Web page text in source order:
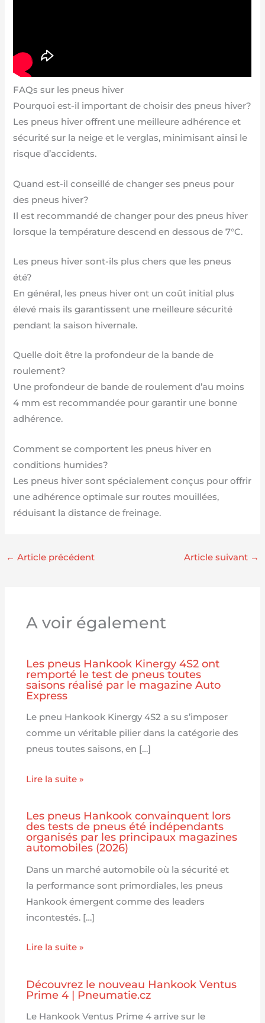
FAQs sur les pneus hiver
Pourquoi est-il important de choisir des pneus hiver?
Les pneus hiver offrent une meilleure adhérence et
sécurité sur la neige et le verglas, minimisant ainsi le
risque d’accidents.
Quand est-il conseillé de changer ses pneus pour
des pneus hiver?
Il est recommandé de changer pour des pneus hiver
lorsque la température descend en dessous de 7°C.
Les pneus hiver sont-ils plus chers que les pneus
été?
En général, les pneus hiver ont un coût initial plus
élevé mais ils garantissent une meilleure sécurité
pendant la saison hivernale.
Quelle doit être la profondeur de la bande de
roulement?
Une profondeur de bande de roulement d’au moins
4 mm est recommandée pour garantir une bonne
adhérence.
Comment se comportent les pneus hiver en
conditions humides?
Les pneus hiver sont spécialement conçus pour offrir
une adhérence optimale sur routes mouillées,
réduisant la distance de freinage.
← Article précédent Article suivant →
A voir également
Les pneus Hankook Kinergy 4S2 ont
remporté le test de pneus toutes
saisons réalisé par le magazine Auto
Express
Le pneu Hankook Kinergy 4S2 a su s’imposer
comme un véritable pilier dans la catégorie des
pneus toutes saisons, en […]
Lire la suite »
Les pneus Hankook convainquent lors
des tests de pneus été indépendants
organisés par les principaux magazines
automobiles (2026)
Dans un marché automobile où la sécurité et
la performance sont primordiales, les pneus
Hankook émergent comme des leaders
incontestés. […]
Lire la suite »
Découvrez le nouveau Hankook Ventus
Prime 4 | Pneumatie.cz
Le Hankook Ventus Prime 4 arrive sur le